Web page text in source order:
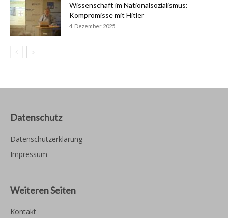
Wissenschaft im Nationalsozialismus:
Kompromisse mit Hitler
4. Dezember 2025
Datenschutz
Datenschutzerklärung
Impressum
Weiteren Seiten
Kontakt